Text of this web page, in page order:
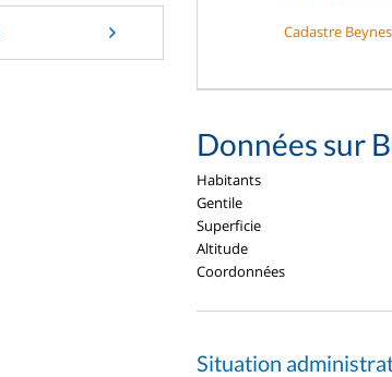
Cadastre Beynes
Données sur
Habitants
Gentile
Superficie
Altitude
Coordonnées
Situation